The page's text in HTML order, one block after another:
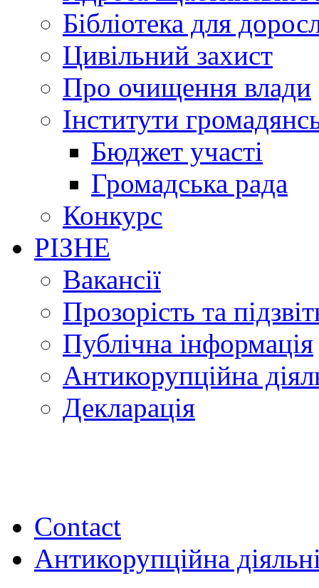
Бібліотека для
Цивільний захист
Про очищення влади
Інститути
Бюджет участі
Громадська рада
Конкурс
РІЗНЕ
Вакансії
Прозорість та
Публічна інформація
Антикорупційна
Декларація
Contact
Антикорупційна